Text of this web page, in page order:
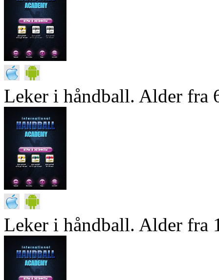
Leker i håndball. Alder fra
Leker i håndball. Alder fra